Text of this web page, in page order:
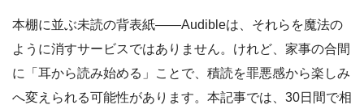
本棚に並ぶ未読の背表紙――Audibleは、それらを魔法の
ように消すサービスではありません。けれど、家事の合間
に「耳から読み始める」ことで、積読を罪悪感から楽しみ
へ変えられる可能性があります。本記事では、30日間で相